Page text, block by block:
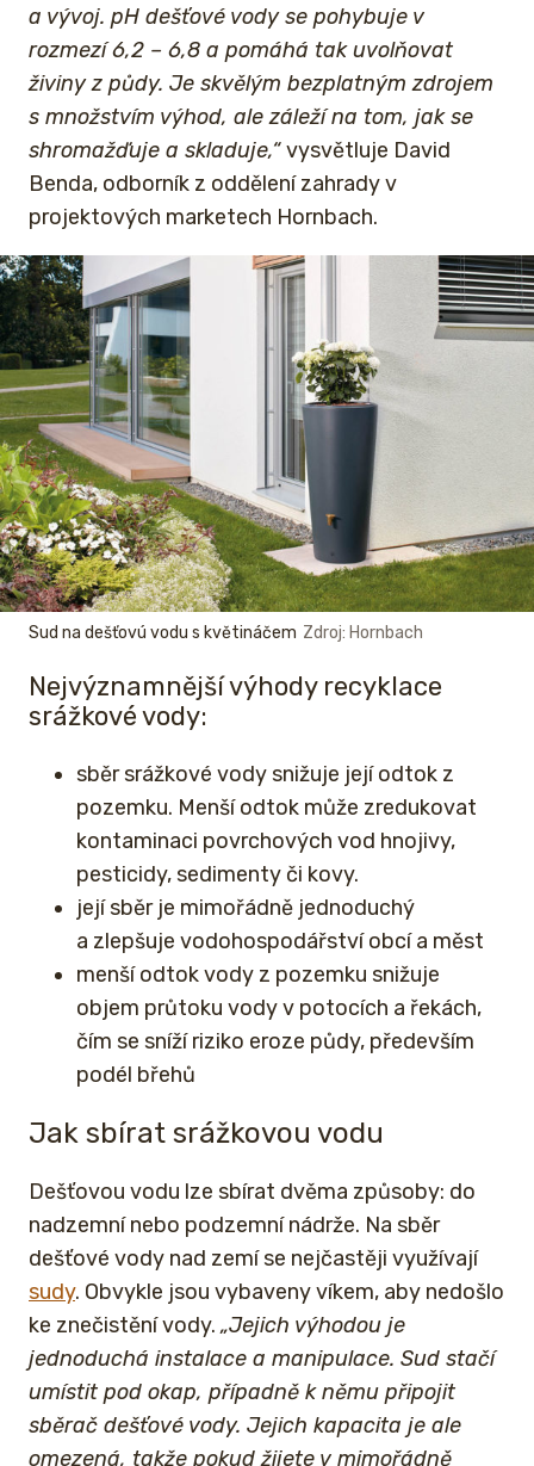
a vývoj. pH dešťové vody se pohybuje v
rozmezí 6,2 – 6,8 a pomáhá tak uvolňovat
živiny z půdy. Je skvělým bezplatným zdrojem
s množstvím výhod, ale záleží na tom, jak se
shromažďuje a skladuje,“vysvětluje David
Benda, odborník z oddělení zahrady v
projektových marketech Hornbach.
Sud na dešťovú vodu s květináčem Zdroj: Hornbach
Nejvýznamnější výhody recyklace
srážkové vody:
sběr srážkové vody snižuje její odtok z
pozemku. Menší odtok může zredukovat
kontaminaci povrchových vod hnojivy,
pesticidy, sedimenty či kovy.
její sběr je mimořádně jednoduchý
a zlepšuje vodohospodářství obcí a měst
menší odtok vody z pozemku snižuje
objem průtoku vody v potocích a řekách,
čím se sníží riziko eroze půdy, především
podél břehů
Jak sbírat srážkovou vodu
Dešťovou vodu lze sbírat dvěma způsoby: do
nadzemní nebo podzemní nádrže. Na sběr
dešťové vody nad zemí se nejčastěji využívají
sudy. Obvykle jsou vybaveny víkem, aby nedošlo
ke znečistění vody. „Jejich výhodou je
jednoduchá instalace a manipulace. Sud stačí
umístit pod okap, případně k němu připojit
sběrač dešťové vody. Jejich kapacita je ale
omezená, takže pokud žijete v mimořádně